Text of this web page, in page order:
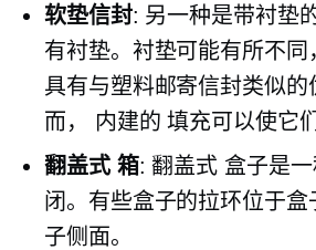
软垫信封: 另一种是带衬垫
有衬垫。衬垫可能有所不
具有与塑料邮寄信封类似
而，
内建的 填充可以使它
翻盖式箱:翻盖式 盒子是
闭。有些盒子的拉环位于
子侧面。